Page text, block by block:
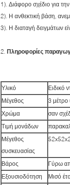
1). Διάφορο σχέδιο για
2). Η ανθεκτική βάση,
3). Η διαταγή δειγμάτων
2. Πληροφορίες
Υλικό
Ειδικό
Μέγεθος
3
Χρώμα
σαν
Τιμή μονάδων
Μέγεθος
συσκευασίας
Βάρος
Γύρω
Εξουσιοδότηση
Μισό